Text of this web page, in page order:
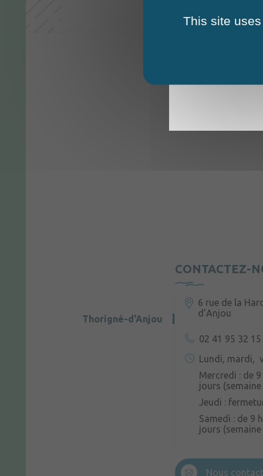
CONTACTEZ-
Thorigné-d'Anjou
6 rue de la
d’Anjou
02 41 95 32 15
Lundi, mardi,
Mercredi : de
jours (semaine
Jeudi :
Samedi : de 9
jours
Nous
This site